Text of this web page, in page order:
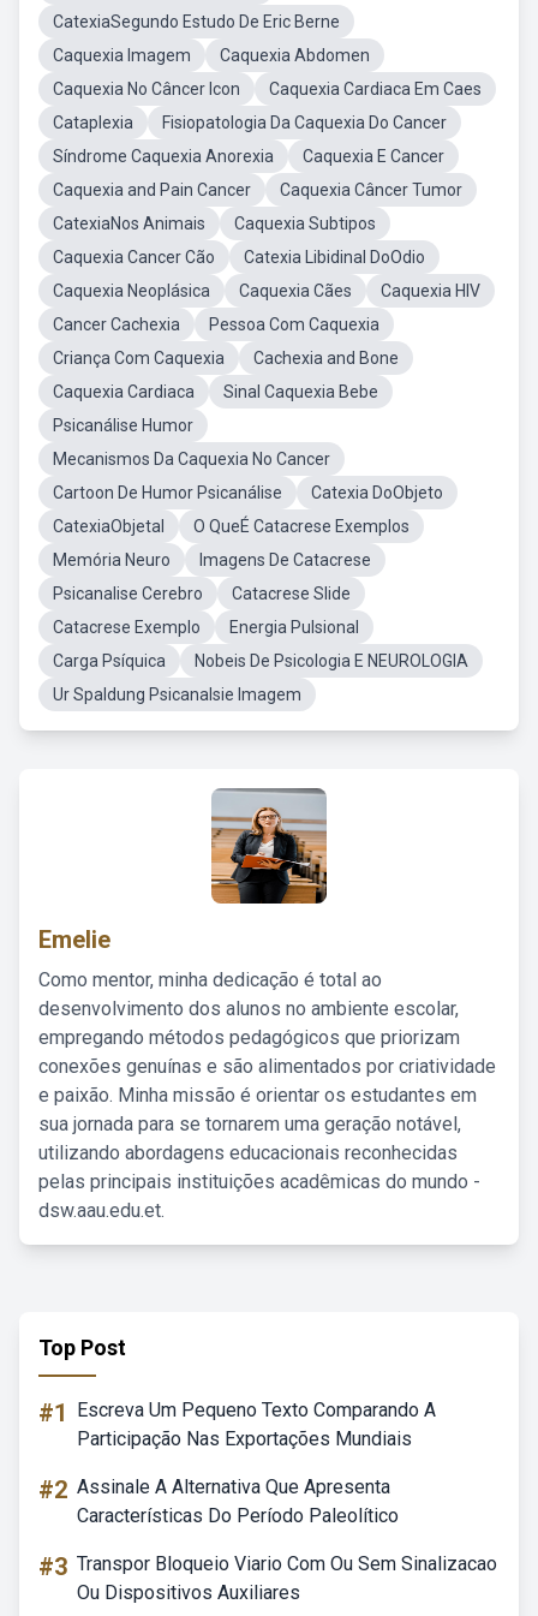
CatexiaSegundo Estudo De Eric Berne
Caquexia Imagem
Caquexia Abdomen
Caquexia No Câncer Icon
Caquexia Cardiaca Em Caes
Cataplexia
Fisiopatologia Da Caquexia Do Cancer
Síndrome Caquexia Anorexia
Caquexia E Cancer
Caquexia and Pain Cancer
Caquexia Câncer Tumor
CatexiaNos Animais
Caquexia Subtipos
Caquexia Cancer Cão
Catexia Libidinal DoOdio
Caquexia Neoplásica
Caquexia Cães
Caquexia HIV
Cancer Cachexia
Pessoa Com Caquexia
Criança Com Caquexia
Cachexia and Bone
Caquexia Cardiaca
Sinal Caquexia Bebe
Psicanálise Humor
Mecanismos Da Caquexia No Cancer
Cartoon De Humor Psicanálise
Catexia DoObjeto
CatexiaObjetal
O QueÉ Catacrese Exemplos
Memória Neuro
Imagens De Catacrese
Psicanalise Cerebro
Catacrese Slide
Catacrese Exemplo
Energia Pulsional
Carga Psíquica
Nobeis De Psicologia E NEUROLOGIA
Ur Spaldung Psicanalsie Imagem
Emelie
Como mentor, minha dedicação é total ao
desenvolvimento dos alunos no ambiente escolar,
empregando métodos pedagógicos que priorizam
conexões genuínas e são alimentados por criatividade
e paixão. Minha missão é orientar os estudantes em
sua jornada para se tornarem uma geração notável,
utilizando abordagens educacionais reconhecidas
pelas principais instituições acadêmicas do mundo -
dsw.aau.edu.et.
Top Post
#1
Escreva Um Pequeno Texto Comparando A
Participação Nas Exportações Mundiais
#2 Assinale A Alternativa Que Apresenta
Características Do Período Paleolítico
#3 Transpor Bloqueio Viario Com Ou Sem Sinalizacao
Ou Dispositivos Auxiliares